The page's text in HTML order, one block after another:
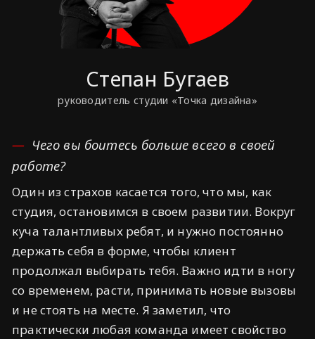
Степан Бугаев
руководитель студии «Точка дизайна»
Чего вы боитесь больше всего в своей
работе?
Один из страхов касается того, что мы, как
студия, остановимся в своем развитии. Вокруг
куча талантливых ребят, и нужно постоянно
держать себя в форме, чтобы клиент
продолжал выбирать тебя. Важно идти в ногу
со временем, расти, принимать новые вызовы
и не стоять на месте. Я заметил, что
практически любая команда имеет свойство